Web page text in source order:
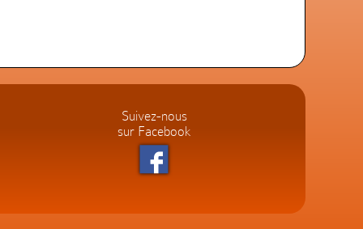
Suivez-nous
sur Facebook